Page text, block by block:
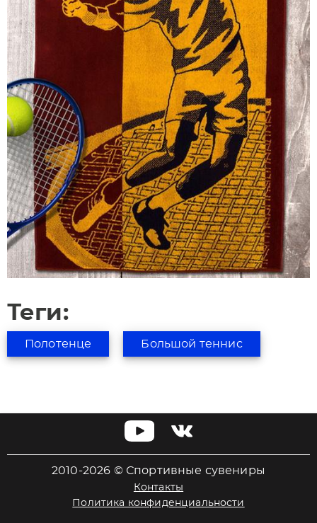
Теги:
Полотенце Большой теннис
2010-2026 © Спортивные сувениры
Контакты
Политика конфиденциальности